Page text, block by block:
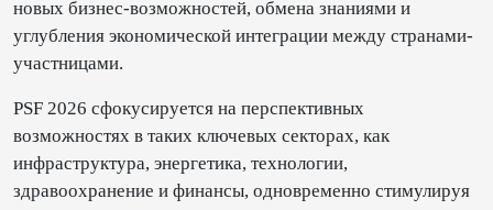
новых бизнес-возможностей, обмена знаниями и
углубления экономической интеграции между странами-
участницами.
PSF 2026 сфокусируется на перспективных
возможностях в таких ключевых секторах, как
инфраструктура, энергетика, технологии,
здравоохранение и финансы, одновременно стимулируя